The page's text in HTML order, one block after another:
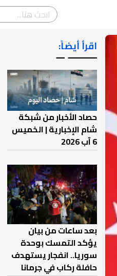
اقرأ أيضاً:
ـــــــ ــ
حصاد الأخبار من شبكة
شام الإخبارية | الخميس
6 آب 2026
بعد ساعات من بيان
يؤكد التمسك بوحدة
سوريا.. انفجار يستهدف
حافلة ركاب في جرمانا